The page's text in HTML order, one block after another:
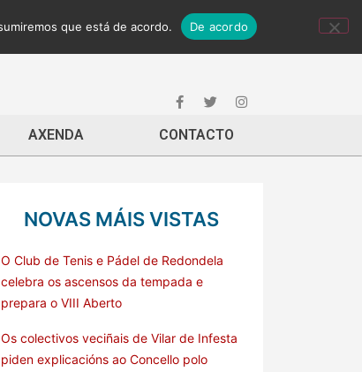
AXENDA CONTACTO
NOVAS MÁIS VISTAS
O Club de Tenis e Pádel de Redondela
celebra os ascensos da tempada e
prepara o VIII Aberto
Os colectivos veciñais de Vilar de Infesta
piden explicacións ao Concello polo
que está de acordo. De acordo